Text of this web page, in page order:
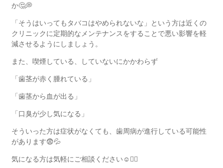
か🤔💭
「そうはいってもタバコはやめられないな」という方は近くの
クリニックに定期的なメンテナンスをすることで悪い影響を軽
減させるようにしましょう。
また、喫煙している、していないにかかわらず
「歯茎が赤く腫れている」
「歯茎から血が出る」
「口臭が少し気になる」
そういった方は症状がなくても、歯周病が進行している可能性
があります😨💦
気になる方は気軽にご相談ください ☺️✊🏻